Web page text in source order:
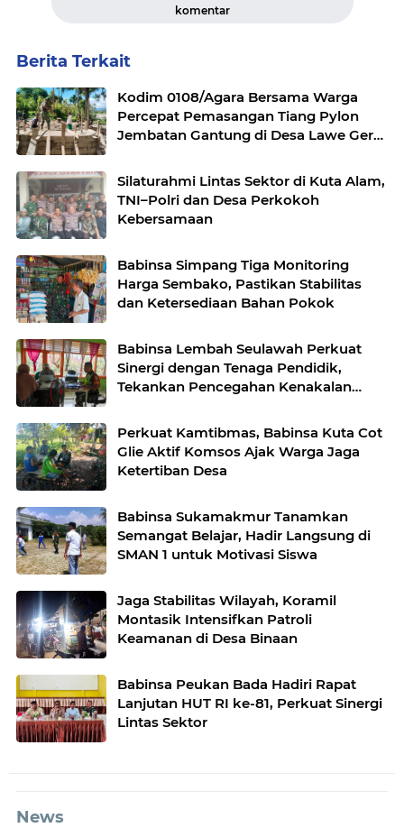
komentar
Berita Terkait
Kodim 0108/Agara Bersama Warga
Percepat Pemasangan Tiang Pylon
Jembatan Gantung di Desa Lawe Ger-
Silaturahmi Lintas Sektor di Kuta Alam,
TNI–Polri dan Desa Perkokoh
Kebersamaan
Babinsa Simpang Tiga Monitoring
Harga Sembako, Pastikan Stabilitas
dan Ketersediaan Bahan Pokok
Babinsa Lembah Seulawah Perkuat
Sinergi dengan Tenaga Pendidik,
Tekankan Pencegahan Kenakalan
Perkuat Kamtibmas, Babinsa Kuta Cot
Glie Aktif Komsos Ajak Warga Jaga
Ketertiban Desa
Babinsa Sukamakmur Tanamkan
Semangat Belajar, Hadir Langsung di
SMAN 1 untuk Motivasi Siswa
Jaga Stabilitas Wilayah, Koramil
Montasik Intensifkan Patroli
Keamanan di Desa Binaan
Babinsa Peukan Bada Hadiri Rapat
Lanjutan HUT RI ke-81, Perkuat Sinergi
Lintas Sektor
News